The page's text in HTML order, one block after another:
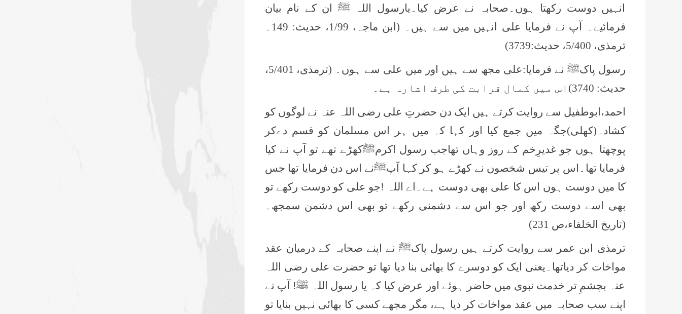
انہیں دوست رکھتا ہوں۔صحابہ نے عرض کیا۔یارسول اللہ ﷺ ان کے نام بیان
فرمائیے۔ آپ نے فرمایا علی انہیں میں سے ہیں۔ (ابن ماجہ، 1/99، حدیث: 149۔
ترمذی، 5/400، حدیث:3739)
رسول پاکﷺ نے فرمایا:علی مجھ سے ہیں اور میں علی سے ہوں۔ (ترمذی، 5/401،
حدیث: 3740)اس میں کمال قرابت کی طرف اشارہ ہے۔
احمد،ابوطفیل سے روایت کرتے ہیں ایک دن حضرتِ علی رضی اللہ عنہ نے لوگوں کو
کشادہ(کھلی)جگہ میں جمع کیا اور کہا کہ میں ہر اس مسلمان کو قسم دےکر
پوچھتا ہوں جو غدیرِخم کے روز وہاں تھاجب رسول اکرمﷺکھڑے تھے تو آپ نے کیا
فرمایا تھا۔اس پر تیس شخصوں نے کھڑے ہو کر کہا آپﷺنے اس دن فرمایا تھا جس
کا میں دوست ہوں اس کا علی بھی دوست ہے۔اے اللہ !جو علی کو دوست رکھے تو
بھی اسے دوست رکھ اور جو اس سے دشمنی رکھے تو بھی اس دشمن سمجھ۔
(تاریخ الخلفاء،ص 231)
ترمذی ابن عمر سے روایت کرتے ہیں رسول پاکﷺ نے اپنے صحابہ کے درمیان عقد
مواخات کر دیاتھا۔یعنی ایک کو دوسرے کا بھائی بنا دیا تھا تو حضرت علی رضی اللہ
عنہ بچشمِ تر خدمت نبوی میں حاضر ہوئے اور عرض کیا کہ یا رسول اللہ ﷺ! آپ نے
اپنے سب صحابہ میں عقد مواخات کر دیا ہے، مگر مجھے کسی کا بھائی نہیں بنایا تو